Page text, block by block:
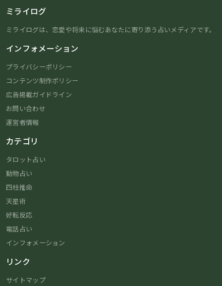
ミライログ
ミライログは、恋愛や将来に悩むあなたに寄り添う占いメディアです。
インフォメーション
プライバシーポリシー
コンテンツ制作ポリシー
広告掲載ガイドライン
お問い合わせ
運営者情報
カテゴリ
タロット占い
動物占い
四柱推命
天星術
好転反応
電話占い
インフォメーション
リンク
サイトマップ